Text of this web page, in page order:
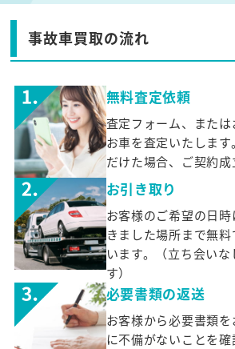
事故車買取の流れ
無料査定依頼
査定フォーム、また
お車を査定いたしま
だけた場合、ご契約成
お引き取り
お客様のご希望の日
きました場所まで無
います。（立ち会い
す）
必要書類の返送
お客様から必要書類
に不備がないことを